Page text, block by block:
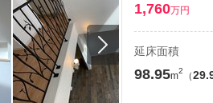
1,760万円
延床面積
98.95m2 （